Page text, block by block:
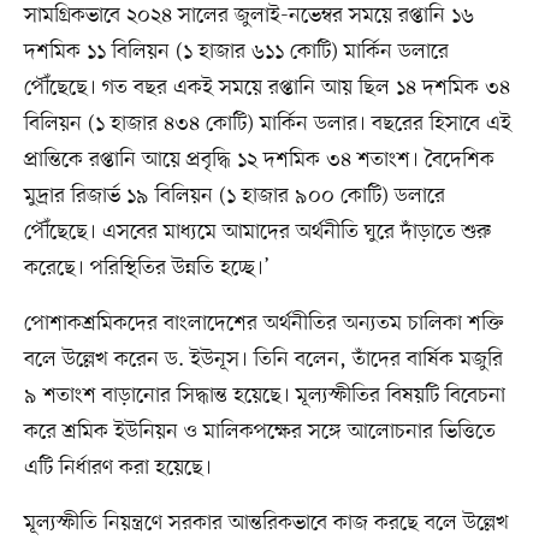
সামগ্রিকভাবে ২০২৪ সালের জুলাই-নভেম্বর সময়ে রপ্তানি ১৬
দশমিক ১১ বিলিয়ন (১ হাজার ৬১১ কোটি) মার্কিন ডলারে
পৌঁছেছে। গত বছর একই সময়ে রপ্তানি আয় ছিল ১৪ দশমিক ৩৪
বিলিয়ন (১ হাজার ৪৩৪ কোটি) মার্কিন ডলার। বছরের হিসাবে এই
প্রান্তিকে রপ্তানি আয়ে প্রবৃদ্ধি ১২ দশমিক ৩৪ শতাংশ। বৈদেশিক
মুদ্রার রিজার্ভ ১৯ বিলিয়ন (১ হাজার ৯০০ কোটি) ডলারে
পৌঁছেছে। এসবের মাধ্যমে আমাদের অর্থনীতি ঘুরে দাঁড়াতে শুরু
করেছে। পরিস্থিতির উন্নতি হচ্ছে।’
পোশাকশ্রমিকদের বাংলাদেশের অর্থনীতির অন্যতম চালিকা শক্তি
বলে উল্লেখ করেন ড. ইউনূস। তিনি বলেন, তাঁদের বার্ষিক মজুরি
৯ শতাংশ বাড়ানোর সিদ্ধান্ত হয়েছে। মূল্যস্ফীতির বিষয়টি বিবেচনা
করে শ্রমিক ইউনিয়ন ও মালিকপক্ষের সঙ্গে আলোচনার ভিত্তিতে
এটি নির্ধারণ করা হয়েছে।
মূল্যস্ফীতি নিয়ন্ত্রণে সরকার আন্তরিকভাবে কাজ করছে বলে উল্লেখ